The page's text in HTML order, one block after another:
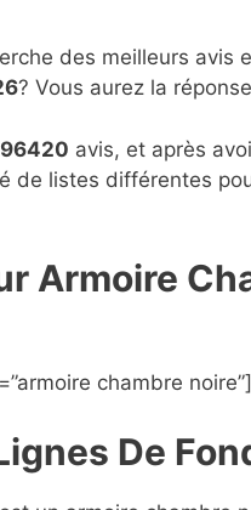
des meilleurs avis
? Vous aurez la
96420 avis, et après
de listes différentes
Armoire
chambre noire”]
De